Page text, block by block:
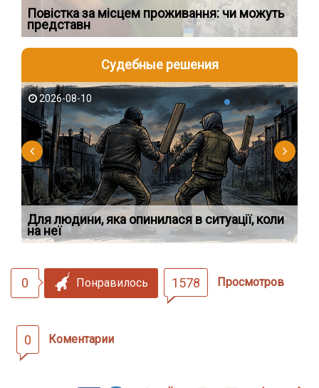
Повістка за місцем проживання: чи можуть
представн
Судебные решения
2026-08-10
Для людини, яка опинилася в ситуації, коли
на неї
0 Понравилось 1578 Просмотров
0 Коментарии